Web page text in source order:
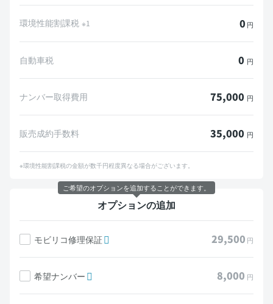
環境性能割課税 ※1 0 円
自動車税 0 円
ナンバー取得費用 75,000 円
販売成約手数料 35,000 円
※環境性能割課税の金額が数千円程度異なる場合がございます。
オプションの追加
モビリコ修理保証 29,500 円
希望ナンバー 8,000 円
ご希望のオプションを追加することができます。